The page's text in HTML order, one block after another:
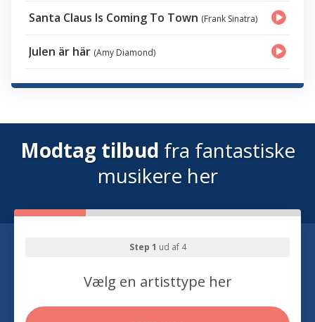
Santa Claus Is Coming To Town (Frank Sinatra)
Julen är här (Amy Diamond)
Modtag tilbud fra fantastiske
musikere her
Step 1 ud af 4
Vælg en artisttype her